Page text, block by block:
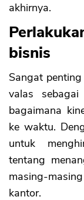
akhirnya.
bisnis
Sangat
valas
bagaimana
ke waktu.
untuk
tentang
masing-
kantor.